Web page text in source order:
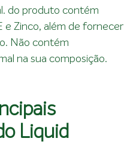
do produto contém
e Zinco, além de fornecer
Não contém
na sua composição.
Liquid